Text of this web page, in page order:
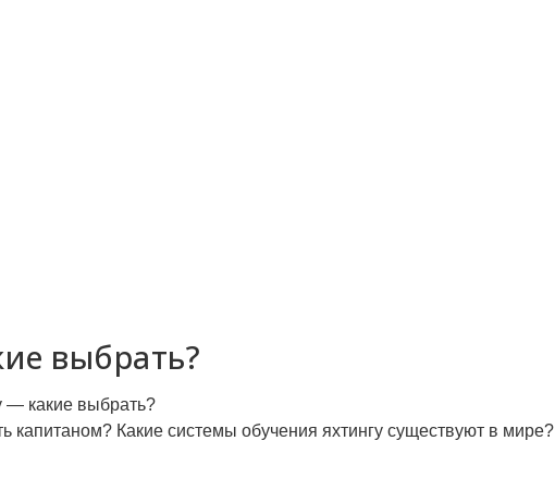
выбрать?
— какие выбрать?
капитаном? Какие системы обучения яхтингу существуют в мире?